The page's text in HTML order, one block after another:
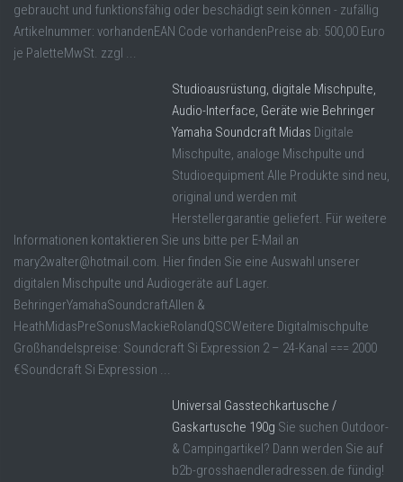
gebraucht und funktionsfähig oder beschädigt sein können - zufällig
Artikelnummer: vorhandenEAN Code vorhandenPreise ab: 500,00 Euro
je PaletteMwSt. zzgl ...
Studioausrüstung, digitale Mischpulte,
Audio-Interface, Geräte wie Behringer
Yamaha Soundcraft Midas Digitale
Mischpulte, analoge Mischpulte und
Studioequipment Alle Produkte sind neu,
original und werden mit
Herstellergarantie geliefert. Für weitere
Informationen kontaktieren Sie uns bitte per E-Mail an
mary2walter@hotmail.com. Hier finden Sie eine Auswahl unserer
digitalen Mischpulte und Audiogeräte auf Lager.
BehringerYamahaSoundcraftAllen &
HeathMidasPreSonusMackieRolandQSCWeitere Digitalmischpulte
Großhandelspreise: Soundcraft Si Expression 2 – 24-Kanal === 2000
€Soundcraft Si Expression ...
Universal Gasstechkartusche /
Gaskartusche 190g Sie suchen Outdoor-
& Campingartikel? Dann werden Sie auf
b2b-grosshaendleradressen.de fündig!